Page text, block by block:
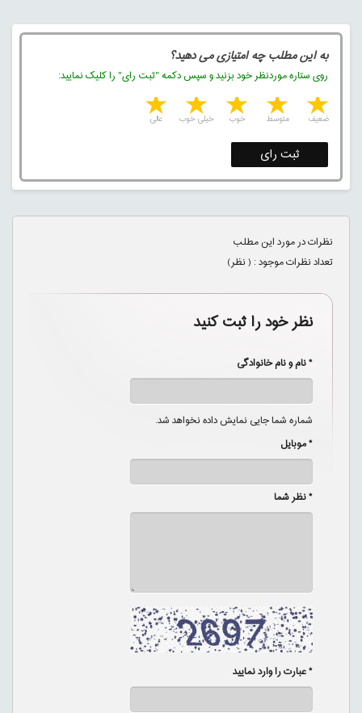
به این مطلب چه امتیازی می دهید؟
روی ستاره موردنظر خود بزنید و سپس دکمه "ثبت رای" را کلیک نمایید:
4 stars 3 stars 2 stars 1 star عالی خیلی خوب خوب متوسط ضعیف
ثبت رای
نظرات در مورد این مطلب
تعداد نظرات موجود : (نظر)
نظر خود را ثبت کنید
* نام و نام خانوادگی
شماره شما جایی نمایش داده نخواهد شد.
* موبایل
* نظر شما
* عبارت را وارد نمایید